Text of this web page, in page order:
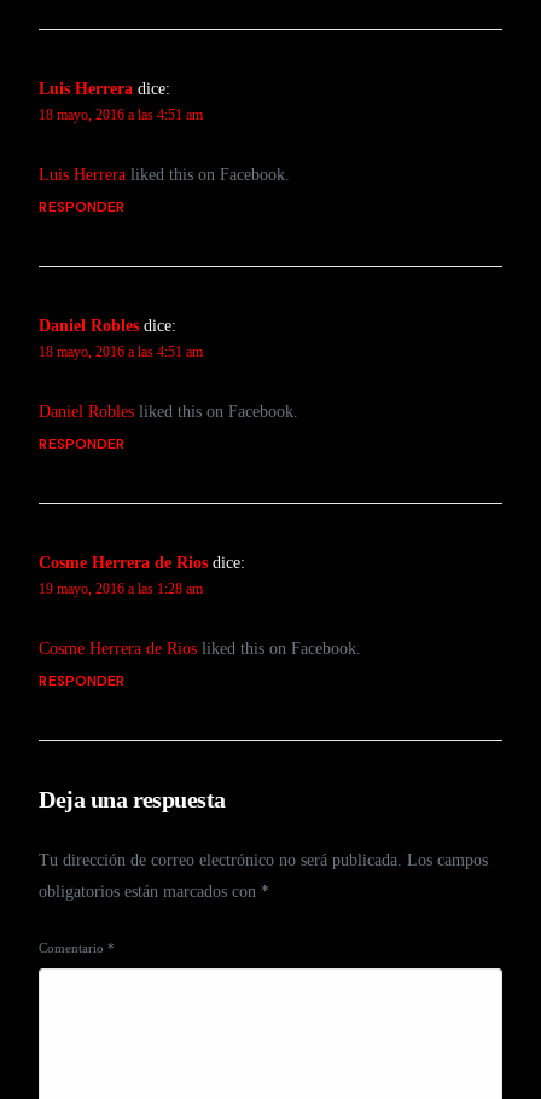
Luis Herrera dice:
18 mayo, 2016 a las 4:51 am
Luis Herrera liked this on Facebook.
RESPONDER
Daniel Robles dice:
18 mayo, 2016 a las 4:51 am
Daniel Robles liked this on Facebook.
RESPONDER
Cosme Herrera de Rios dice:
19 mayo, 2016 a las 1:28 am
Cosme Herrera de Rios liked this on Facebook.
RESPONDER
Deja una respuesta
Tu dirección de correo electrónico no será publicada. Los campos
obligatorios están marcados con *
Comentario*